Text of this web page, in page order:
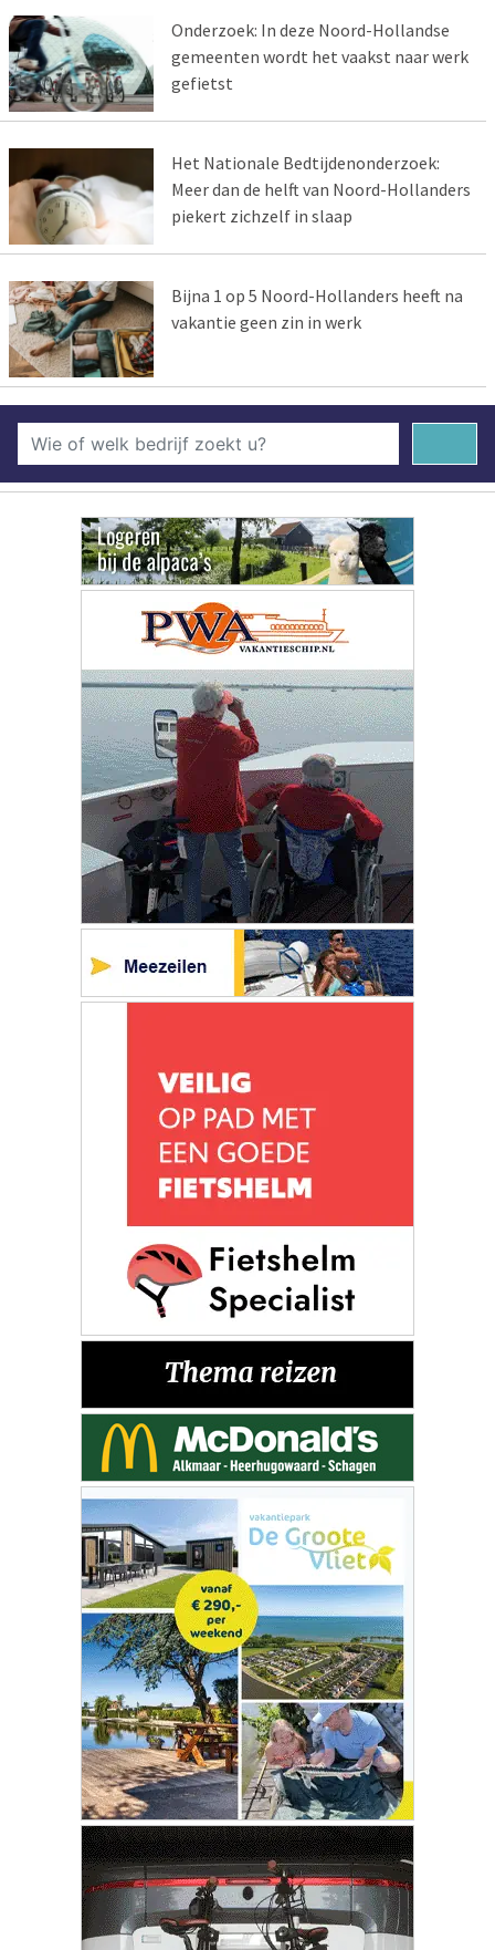
Onderzoek: In deze Noord-Hollandse
gemeenten wordt het vaakst naar werk
gefietst
Het Nationale Bedtijdenonderzoek:
Meer dan de helft van Noord-Hollanders
piekert zichzelf in slaap
Bijna 1 op 5 Noord-Hollanders heeft na
vakantie geen zin in werk